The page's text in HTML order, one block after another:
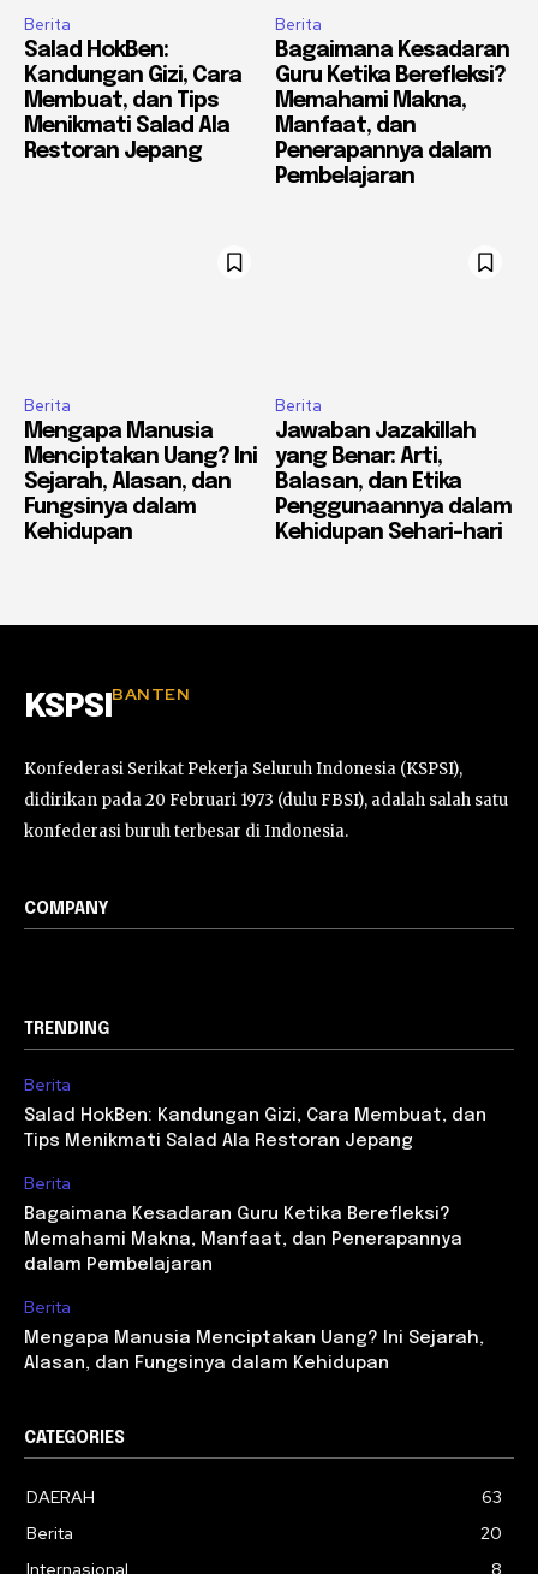
Berita
Salad HokBen:
Kandungan Gizi, Cara
Membuat, dan Tips
Menikmati Salad Ala
Restoran Jepang
Berita
Bagaimana Kesadaran
Guru Ketika Berefleksi?
Memahami Makna,
Manfaat, dan
Penerapannya dalam
Pembelajaran
Berita
Mengapa Manusia
Menciptakan Uang? Ini
Sejarah, Alasan, dan
Fungsinya dalam
Kehidupan
Berita
Jawaban Jazakillah
yang Benar: Arti,
Balasan, dan Etika
Penggunaannya dalam
Kehidupan Sehari-hari
KSPSI BANTEN
Konfederasi Serikat Pekerja Seluruh Indonesia (KSPSI),
didirikan pada 20 Februari 1973 (dulu FBSI), adalah salah satu
konfederasi buruh terbesar di Indonesia.
COMPANY
TRENDING
Berita
Salad HokBen: Kandungan Gizi, Cara Membuat, dan
Tips Menikmati Salad Ala Restoran Jepang
Berita
Bagaimana Kesadaran Guru Ketika Berefleksi?
Memahami Makna, Manfaat, dan Penerapannya
dalam Pembelajaran
Berita
Mengapa Manusia Menciptakan Uang? Ini Sejarah,
Alasan, dan Fungsinya dalam Kehidupan
CATEGORIES
DAERAH
63
Berita
20
Internasional
8